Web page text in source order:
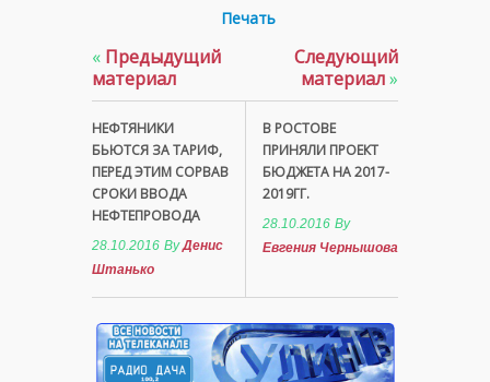
Печать
« Предыдущий
материал
НЕФТЯНИКИ
БЬЮТСЯ ЗА ТАРИФ,
ПЕРЕД ЭТИМ СОРВАВ
СРОКИ ВВОДА
НЕФТЕПРОВОДА
28.10.2016 ByДенис
Штанько
Следующий
материал»
В РОСТОВЕ
ПРИНЯЛИ ПРОЕКТ
БЮДЖЕТА НА 2017-
2019ГГ.
28.10.2016 By
Евгения Чернышова